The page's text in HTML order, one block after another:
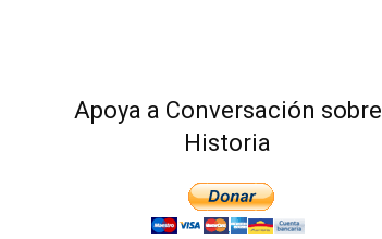
Apoya a Conversación sobre
Historia